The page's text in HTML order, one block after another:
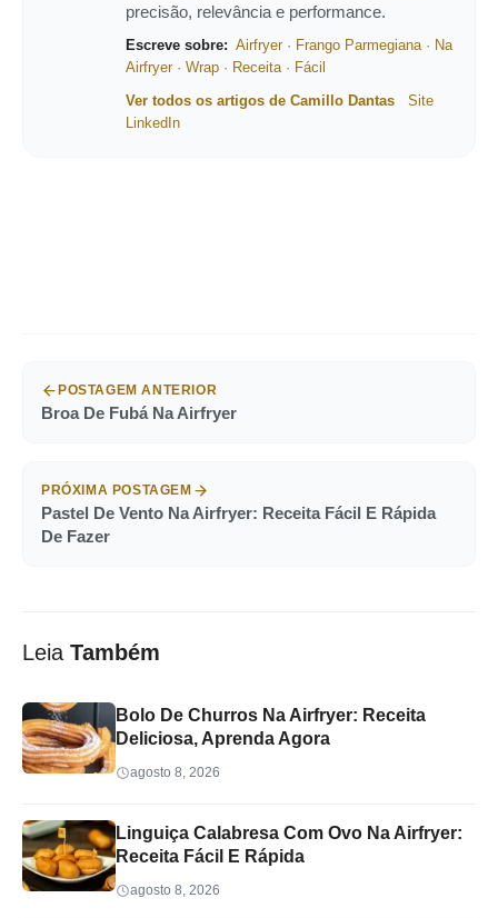
precisão, relevância e performance.
Escreve sobre: Airfryer· Frango Parmegiana · Na
Airfryer· Wrap · Receita · Fácil
Ver todos os artigos de Camillo Dantas
Site
LinkedIn
POSTAGEM ANTERIOR
Broa De Fubá Na Airfryer
PRÓXIMA POSTAGEM
Pastel De Vento Na Airfryer: Receita Fácil E Rápida
De Fazer
Leia Também
Bolo De Churros Na Airfryer: Receita
Deliciosa, Aprenda Agora
agosto 8, 2026
Linguiça Calabresa Com Ovo Na Airfryer:
Receita Fácil E Rápida
agosto 8, 2026